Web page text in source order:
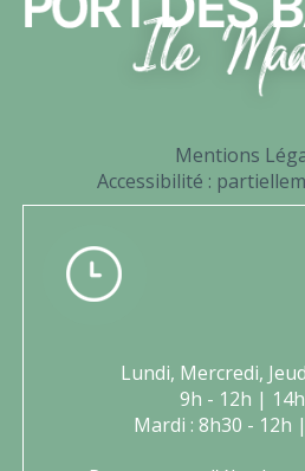
Mentions
Accessibilité :
Lundi, Mercredi,
9h - 12h |
Mardi : 8h30 - 12h